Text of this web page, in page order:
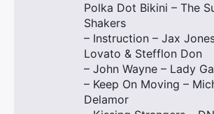
Polka Dot Bikini – The
Shakers
– Instruction – Jax
Lovato & Stefflon Don
– John Wayne – Lady
– Keep On Moving –
Delamor